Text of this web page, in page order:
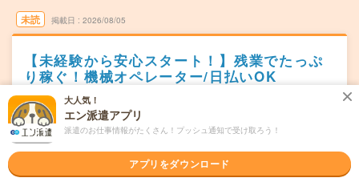
未読 掲載日 2026/08/05
【未経験から安心スタート！】残業でたっぷ
り稼ぐ！機械オペレーター/日払いOK
職種未経験OK
勤務地
新潟県阿賀野市
大人気！
エン派遣アプリ
派遣のお仕事情報がたくさん！プッシュ通知で受け取ろう！
アプリをダウンロード